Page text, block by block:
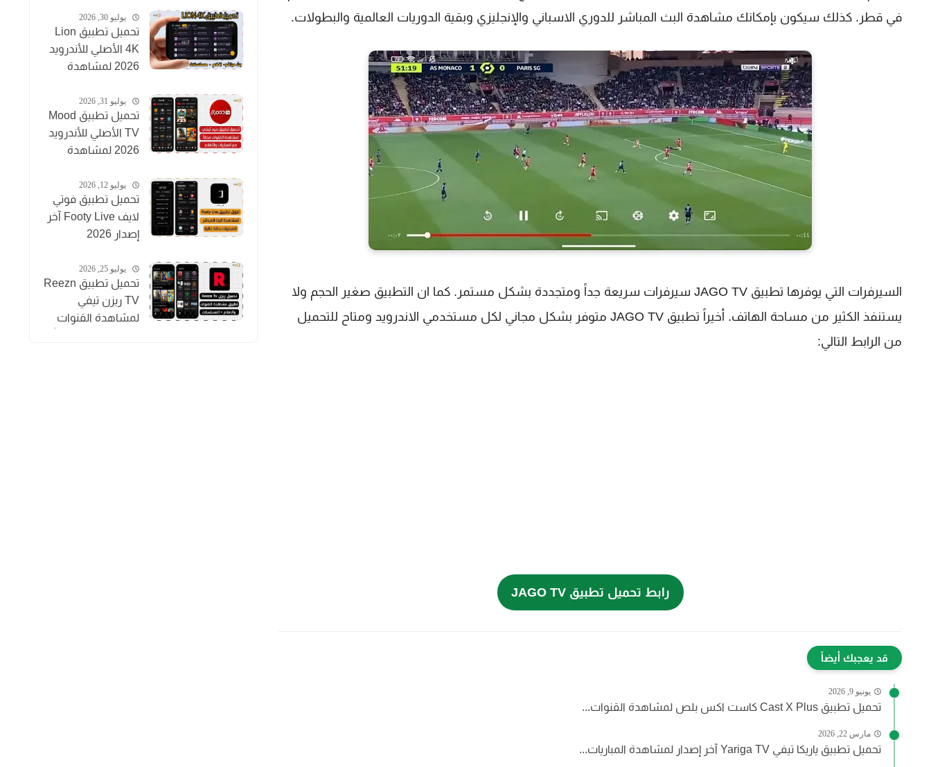
في قطر. كذلك سيكون بإمكانك مشاهدة البث المباشر للدوري الاسباني والإنجليزي وبقية الدوريات العالمية والبطولات.
السيرفرات التي يوفرها تطبيق JAGO TV سيرفرات سريعة جداً ومتجددة بشكل مستمر. كما ان التطبيق صغير الحجم ولا
يستنفذ الكثير من مساحة الهاتف. أخيراً تطبيق JAGO TV متوفر بشكل مجاني لكل مستخدمي الاندرويد ومتاح للتحميل
من الرابط التالي:
رابط تحميل تطبيق JAGO TV
قد يعجبك أيضاً
يونيو 9, 2026
تحميل تطبيق Cast X Plus كاست اكس بلص لمشاهدة القنوات...
مارس 22, 2026
تحميل تطبيق ياريكا تيفي Yariga TV آخر إصدار لمشاهدة المباريات...
المباريات مجاناً
يوليو 30, 2026
تحميل تطبيق Lion
4K الأصلي للأندرويد
2026 لمشاهدة
مجاناًيوليو 31, 2026
تحميل تطبيق Mood
TV الأصلي للأندرويد
2026 لمشاهدة
والأفلام
يوليو 12, 2026
تحميل تطبيق فوتي
لايف Footy Live آخر
إصدار 2026
بث مباشر
يوليو 25, 2026
تحميل تطبيق Reezn
TV ريزن تيفي
لمشاهدة القنوات